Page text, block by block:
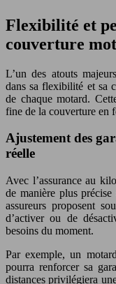
Flexibilité et
couverture
L’un des atouts
dans sa flexibilité et sa
de chaque motard.
fine de la couverture en
Ajustement des
réelle
Avec l’assurance au
de manière plus
assureurs proposent
d’activer ou de
besoins du moment.
Par exemple, un
pourra renforcer sa
distances privilégiera